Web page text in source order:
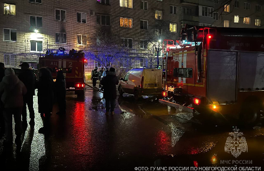
ФОТО: ГУ МЧС РОССИИ ПО НОВГОРОДСКОЙ ОБЛАСТИ